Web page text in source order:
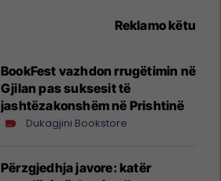
Reklamo këtu
BookFest vazhdon rrugëtimin në
Gjilan pas suksesit të
jashtëzakonshëm në Prishtinë
Dukagjini Bookstore
Përzgjedhja javore: katër